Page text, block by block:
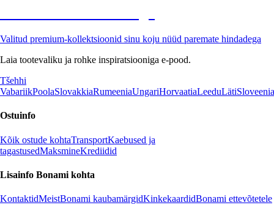
Valitud premium-kollektsioonid sinu koju nüüd paremate hindadega
Laia tootevaliku ja rohke inspiratsiooniga e-pood.
Tšehhi
VabariikPoolaSlovakkiaRumeeniaUngariHorvaatiaLeeduLätiSloveenia
Ostuinfo
Kõik ostude kohtaTransportKaebused ja
tagastusedMaksmineKrediidid
Lisainfo Bonami kohta
KontaktidMeistBonami kaubamärgidKinkekaardidBonami ettevõtetele